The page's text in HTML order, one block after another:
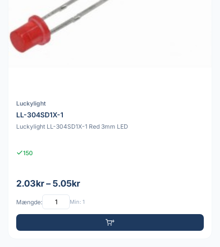
Luckylight
LL-304SD1X-1
Luckylight LL-304SD1X-1 Red 3mm LED
150
2.03kr – 5.05kr
Mængde: Min: 1